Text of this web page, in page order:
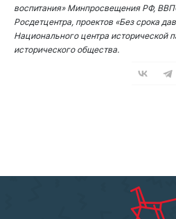
воспитания» Минпросвещения РФ,
Росдетцентра, проектов «Без срока
Национального центра исторической
исторического общества.